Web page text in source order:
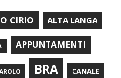
CIRIO ALTA LANGA
APPUNTAMENTI
BRA CANALE